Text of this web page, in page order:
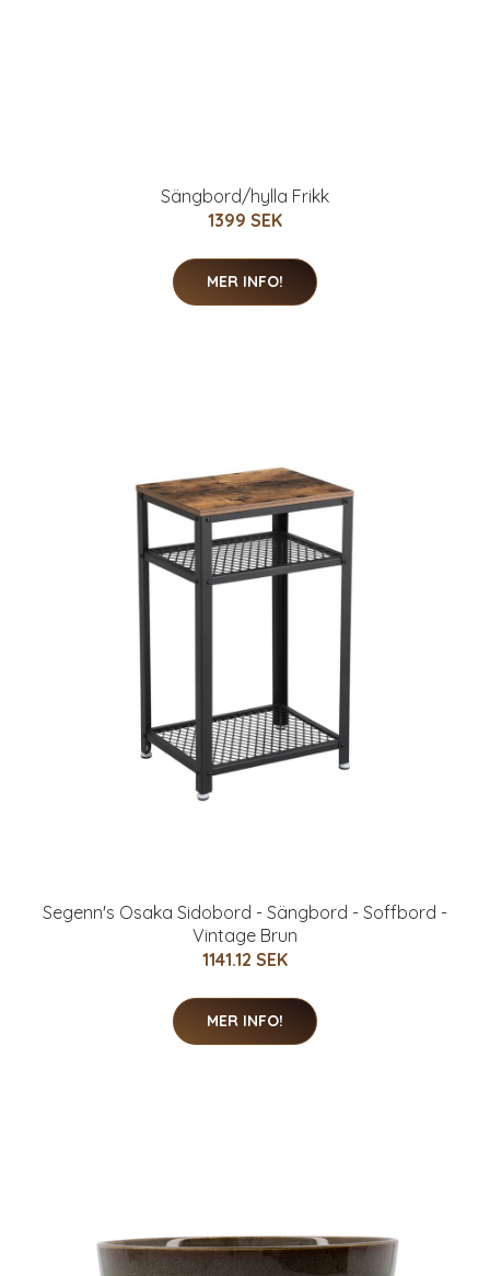
Sängbord/hylla Frikk
1399 SEK
MER INFO!
Segenn's Osaka Sidobord - Sängbord - Soffbord -
Vintage Brun
1141.12 SEK
MER INFO!